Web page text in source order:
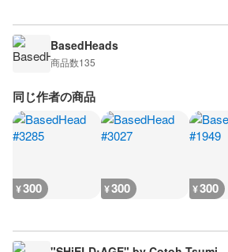
BasedHeads
商品数135
同じ作者の商品
¥300 ¥300 ¥300